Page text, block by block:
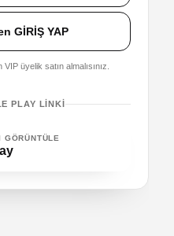
GİRİŞ YAP
üyelik satın almalısınız.
PLAY LINKI
GÖRÜNTÜLE